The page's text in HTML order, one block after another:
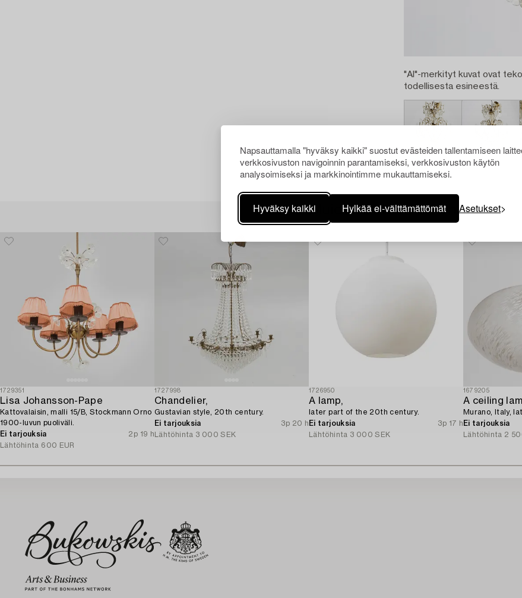
Napsauttamalla "hyväksy kaikki" suostut evästeiden tallentamiseen
verkkosivuston navigoinnin parantamiseksi, verkkosivuston käytön
analysoimiseksi ja markkinointimme mukauttamiseksi.
Hyväksy kaikki Hylkää ei-välttämättömät Asetukset
"AI"-merkityt kuvat ovat
todellisesta esineestä.
Muiden katsomia kohteita
1729351
Lisa Johansson-Pape
Kattovalaisin, malli 15/B, Stockmann Orno
1900-luvun puoliväli.
Ei tarjouksia
2p 19 h
Lähtöhinta 600 EUR
1727998
Chandelier,
Gustavian style, 20th century.
Ei tarjouksia
3p 20 h
Lähtöhinta 3 000 SEK
1726950
A lamp,
later part of the 20th century.
Ei tarjouksia
3p 17 h
Lähtöhinta 3 000 SEK
1679205
A ceiling
Murano, Italy,
Ei tarjouksia
Lähtöhinta 2